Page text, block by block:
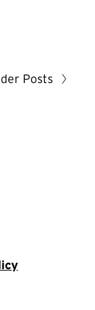
Posts